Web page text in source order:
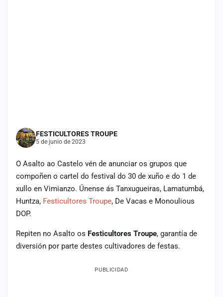
FESTICULTORES TROUPE
5 de junio de 2023
O Asalto ao Castelo vén de anunciar os grupos que
compoñen o cartel do festival do 30 de xuño e do 1 de
xullo en Vimianzo. Únense ás Tanxugueiras, Lamatumbá,
Huntza, Festicultores Troupe, De Vacas e Monoulious
DOP.
Repiten no Asalto os Festicultores Troupe, garantía de
diversión por parte destes cultivadores de festas.
PUBLICIDAD